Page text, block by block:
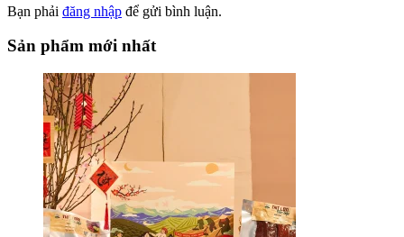
Bạn phải đăng nhập để gửi bình luận.
Sản phẩm mới nhất